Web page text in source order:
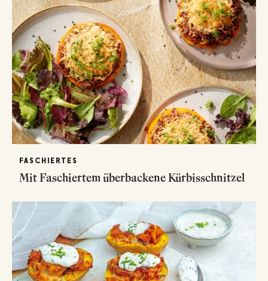
FASCHIERTES
Mit Faschiertem überbackene Kürbisschnitzel